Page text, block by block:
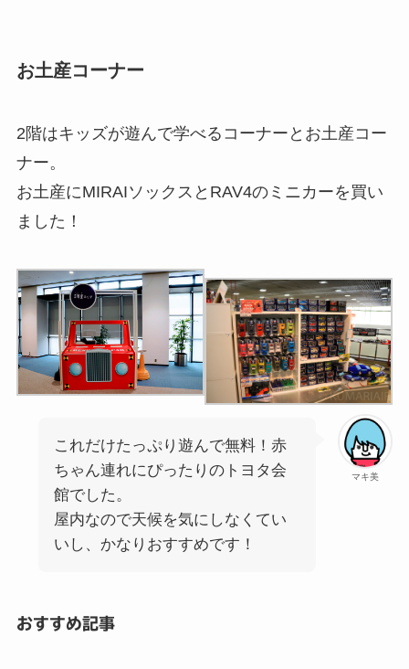
お土産コーナー
2階はキッズが遊んで学べるコーナーとお土産コー
ナー。
お土産にMIRAIソックスとRAV4のミニカーを買い
ました！
マキ美
これだけたっぷり遊んで無料！赤
ちゃん連れにぴったりのトヨタ会
館でした。
屋内なので天候を気にしなくてい
いし、かなりおすすめです！
おすすめ記事